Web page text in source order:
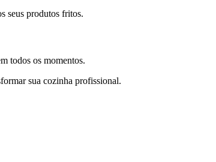
seus produtos fritos.
todos os momentos.
sua cozinha profissional.